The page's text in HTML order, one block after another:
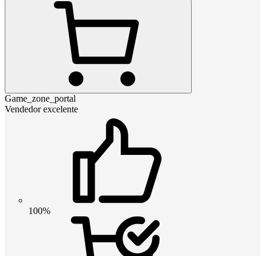
Game_zone_portal
Vendedor excelente
100%